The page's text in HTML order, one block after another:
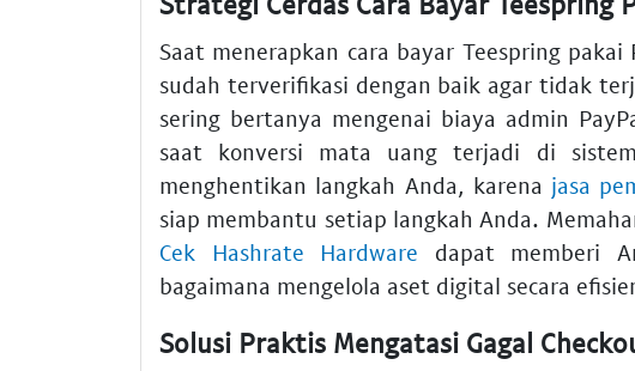
Saat menerapkan cara bayar Teespring
sudah terverifikasi dengan baik agar tidak
sering bertanya mengenai biaya admin
saat konversi mata uang terjadi di
menghentikan langkah Anda, karena jasa
siap membantu setiap langkah Anda.
Cek Hashrate Hardware dapat memberi
bagaimana mengelola aset digital secara
Solusi Praktis Mengatasi Gagal